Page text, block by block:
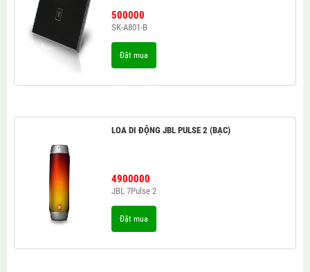
500000
SK-A801-B
Đặt mua
LOA DI ĐỘNG JBL PULSE 2 (BẠC)
4900000
JBL 7Pulse 2
Đặt mua